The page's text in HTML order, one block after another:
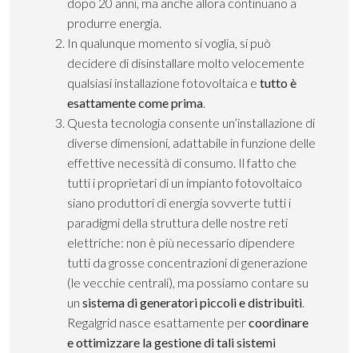
produrre energia.
In qualunque momento si voglia, si può
decidere di disinstallare molto velocemente
qualsiasi installazione fotovoltaica e tutto è
esattamente come prima
Questa tecnologia consente un’installazione di
diverse dimensioni, adattabile in funzione delle
effettive necessità di consumo. Il fatto che
tutti i proprietari di un impianto fotovoltaico
siano produttori di energia sovverte tutti i
paradigmi della struttura delle nostre reti
elettriche: non è più necessario dipendere
tutti da grosse concentrazioni di generazione
(le vecchie centrali), ma possiamo contare su
un sistema di generatori piccoli e distribuiti
Regalgrid nasce esattamente percoordinare
e ottimizzare la gestione di tali sistemi